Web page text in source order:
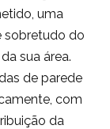
uma
sobretudo do
sua área.
de parede
com
da